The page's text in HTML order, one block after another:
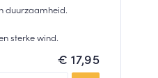
€ 17,95
duurzaamheid.
sterke wind.